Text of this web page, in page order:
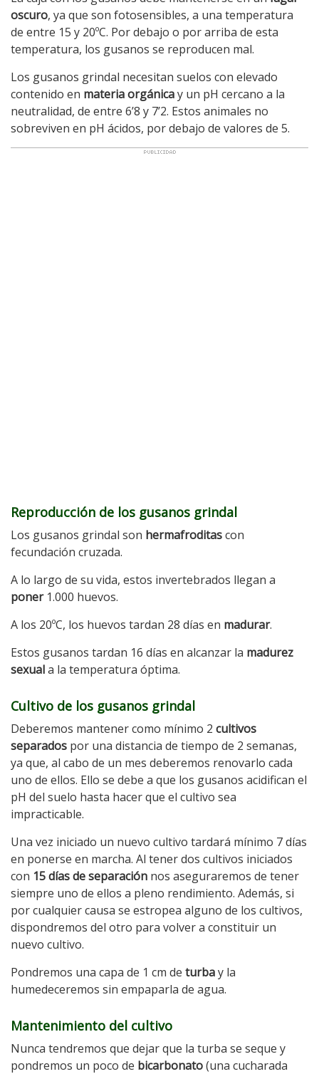
oscuro, ya que son fotosensibles, a una temperatura
de entre 15 y 20ºC. Por debajo o por arriba de esta
temperatura, los gusanos se reproducen mal.
Los gusanos grindal necesitan suelos con elevado
contenido en materia orgánicay un pH cercano a la
neutralidad, de entre 6’8 y 7’2. Estos animales no
sobreviven en pH ácidos, por debajo de valores de 5.
Reproducción de los gusanos grindal
Los gusanos grindal son hermafroditascon
fecundación cruzada.
A lo largo de su vida, estos invertebrados llegan a
poner1.000 huevos.
A los 20ºC, los huevos tardan 28 días en madurar.
Estos gusanos tardan 16 días en alcanzar la madurez
sexuala la temperatura óptima.
Cultivo de los gusanos grindal
Deberemos mantener como mínimo 2 cultivos
separados por una distancia de tiempo de 2 semanas,
ya que, al cabo de un mes deberemos renovarlo cada
uno de ellos. Ello se debe a que los gusanos acidifican el
pH del suelo hasta hacer que el cultivo sea
impracticable.
Una vez iniciado un nuevo cultivo tardará mínimo 7 días
en ponerse en marcha. Al tener dos cultivos iniciados
con 15 días de separación nos aseguraremos de tener
siempre uno de ellos a pleno rendimiento. Además, si
por cualquier causa se estropea alguno de los cultivos,
dispondremos del otro para volver a constituir un
nuevo cultivo.
Pondremos una capa de 1 cm de turbay la
humedeceremos sin empaparla de agua.
Mantenimiento del cultivo
Nunca tendremos que dejar que la turba se seque y
pondremos un poco de bicarbonato(una cucharada